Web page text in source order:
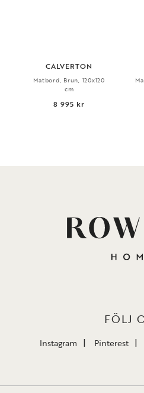
CALVERTON
Matbord, Brun, 120x120
cm
8 995 kr
FÖLJ
Instagram Pinterest